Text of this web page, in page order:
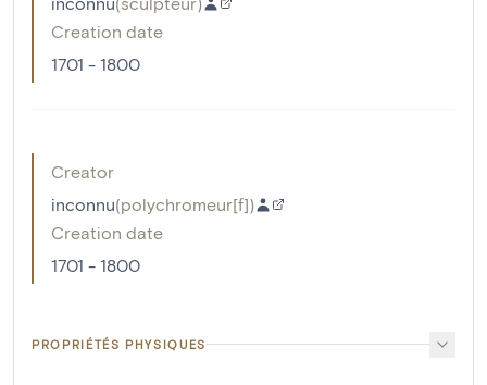
Creation date
1701 - 1800
Creator
inconnu(polychromeur[f])
Creation date
1701 - 1800
PROPRIÉTÉS PHYSIQUES